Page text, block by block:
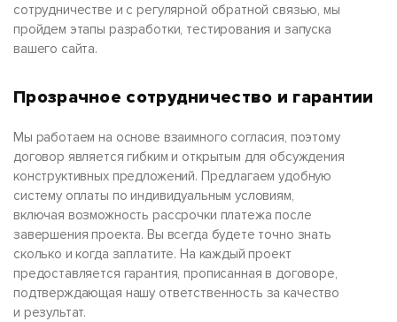
сотрудничестве и с регулярной обратной связью, мы
пройдем этапы разработки, тестирования и запуска
вашего сайта.
Прозрачное сотрудничество и гарантии
Мы работаем на основе взаимного согласия, поэтому
договор является гибким и открытым для обсуждения
конструктивных предложений. Предлагаем удобную
систему оплаты по индивидуальным условиям,
включая возможность рассрочки платежа после
завершения проекта. Вы всегда будете точно знать
сколько и когда заплатите. На каждый проект
предоставляется гарантия, прописанная в договоре,
подтверждающая нашу ответственность за качество
и результат.